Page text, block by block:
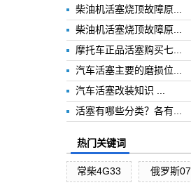
柴油机活塞烧顶故障原...
柴油机活塞烧顶故障原...
摩托车正品活塞购买七...
汽车活塞主要的磨损位...
汽车活塞改装知识 ...
活塞有哪些分类？各有...
热门关键词
常柴4G33 俄罗斯07